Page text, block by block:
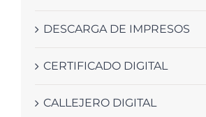
DESCARGA DE IMPRESOS
CERTIFICADO DIGITAL
CALLEJERO DIGITAL